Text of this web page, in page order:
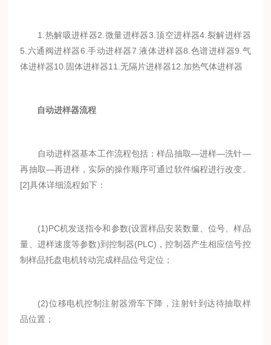
1.热解吸进样器2.微量进样器3.顶空进样器4.裂解进样器
5.六通阀进样器6.手动进样器7.液体进样器8.色谱进样器9.气
体进样器10.固体进样器11.无隔片进样器12.加热气体进样器
自动进样器流程
自动进样器基本工作流程包括：样品抽取—进样—洗针—
再抽取—再进样，实际的操作顺序可通过软件编程进行改变。
[2]具体详细流程如下：
(1)PC机发送指令和参数(设置样品安装数量、位号、样品
量、进样速度等参数)到控制器(PLC)，控制器产生相应信号控
制样品托盘电机转动完成样品位号定位；
(2)位移电机控制注射器滑车下降，注射针到达待抽取样
品位置；